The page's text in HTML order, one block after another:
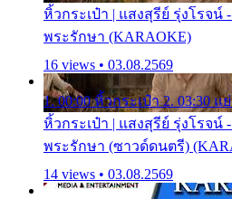
หิ้วกระเป๋า | แสงสุรีย์ รุ่งโรจน์
พระรักษา (KARAOKE)
16 views • 03.08.2569
1. 00:00 หิ้วกระเป๋า 2. 03:30 แ
หิ้วกระเป๋า | แสงสุรีย์ รุ่งโรจน์
พระรักษา (ซาวด์ดนตรี)
14 views • 03.08.2569